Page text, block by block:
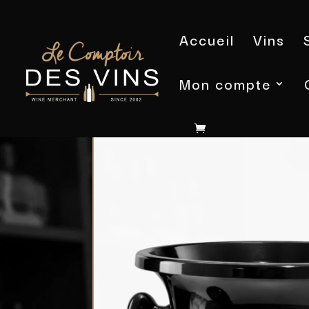
Accueil Vins
Mon compte